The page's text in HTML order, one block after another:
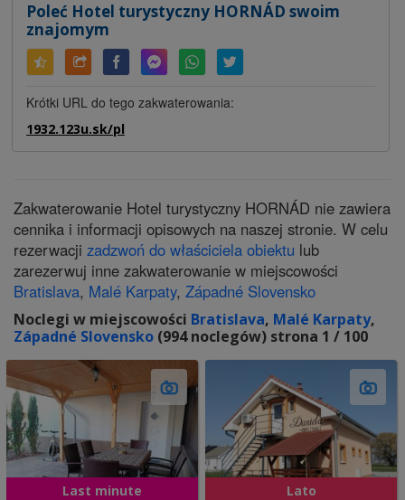
Poleć Hotel turystyczny HORNÁD swoim
znajomym
Krótki URL do tego zakwaterowania:
1932.123u.sk/pl
Zakwaterowanie Hotel turystyczny HORNÁD nie zawiera
cennika i informacji opisowych na naszej stronie. W celu
rezerwacji zadzwoń do właściciela obiektu lub
zarezerwuj inne zakwaterowanie w miejscowości
Bratislava, Malé Karpaty, Západné Slovensko
Noclegi w miejscowości Bratislava, Malé Karpaty,
Západné Slovensko (994 noclegów) strona 1 / 100
Last minute Lato